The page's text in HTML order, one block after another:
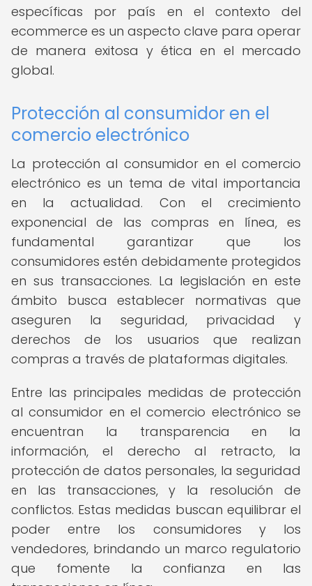
específicas por país en el contexto del
ecommerce es un aspecto clave para operar
de manera exitosa y ética en el mercado
global.
Protección al consumidor en el
comercio electrónico
La protección al consumidor en el comercio
electrónico es un tema de vital importancia
en la actualidad. Con el crecimiento
exponencial de las compras en línea, es
fundamental garantizar que los
consumidores estén debidamente protegidos
en sus transacciones. La legislación en este
ámbito busca establecer normativas que
aseguren la seguridad, privacidad y
derechos de los usuarios que realizan
compras a través de plataformas digitales.
Entre las principales medidas de protección
al consumidor en el comercio electrónico se
encuentran la transparencia en la
información, el derecho al retracto, la
protección de datos personales, la seguridad
en las transacciones, y la resolución de
conflictos. Estas medidas buscan equilibrar el
poder entre los consumidores y los
vendedores, brindando un marco regulatorio
que fomente la confianza en las